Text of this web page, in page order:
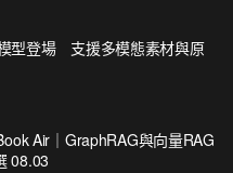
型登場 支援多模態素材與原
Air｜GraphRAG與向量RAG
08.03